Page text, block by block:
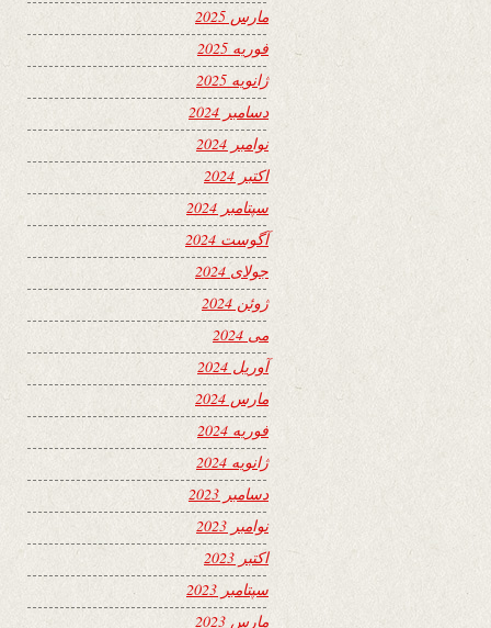
مارس 2025
فوریه 2025
ژانویه 2025
دسامبر 2024
نوامبر 2024
اکتبر 2024
سپتامبر 2024
آگوست 2024
جولای 2024
ژوئن 2024
می 2024
آوریل 2024
مارس 2024
فوریه 2024
ژانویه 2024
دسامبر 2023
نوامبر 2023
اکتبر 2023
سپتامبر 2023
مارس 2023